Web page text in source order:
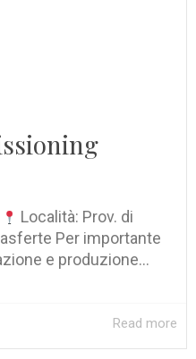
Località: Prov. di
Per importante
e produzione...
Read more